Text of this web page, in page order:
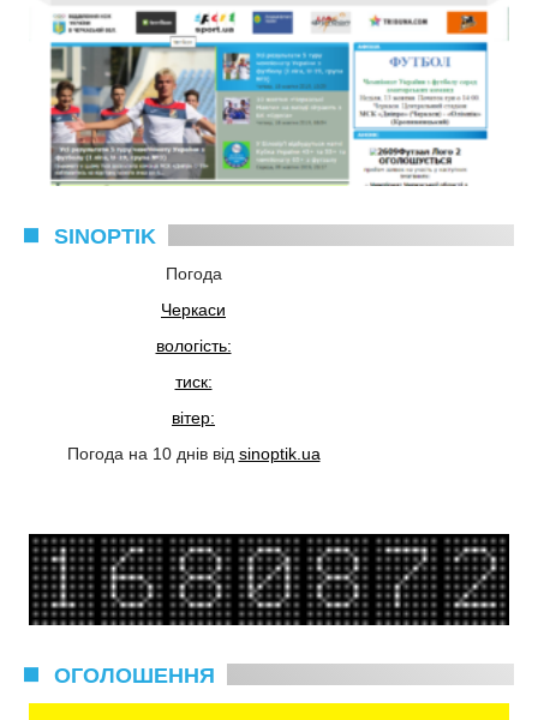
SINOPTIK
Погода
Черкаси
вологість:
тиск:
вітер:
Погода на 10 днів від sinoptik.ua
ОГОЛОШЕННЯ